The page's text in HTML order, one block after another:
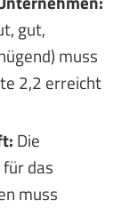
gut,
muss
2,2 erreicht
Die
das
muss